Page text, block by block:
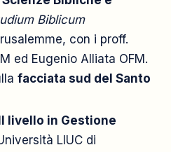
Biblicum
con i proff.
ed Eugenio Alliata OFM.
facciata sud del Santo
livello in Gestione
LIUC di